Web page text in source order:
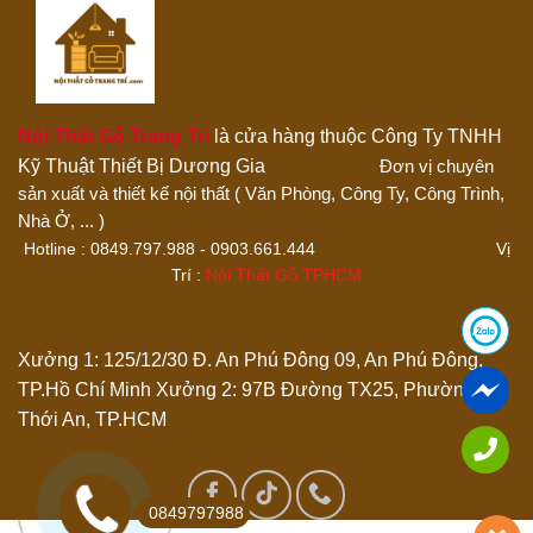
Thêm ảnh đánh giá
Email*
Lưu tên của tôi, email, và trang web trong trình duyệt này
Nội Thất Gỗ Trang Trílà cửa hàng thuộc Công Ty TNHH
Kỹ Thuật Thiết Bị Dương Gia
Đơn vị chuyên
sản xuất và thiết kế nội thất ( Văn Phòng, Công Ty, Công Trình,
Nhà Ở, ... )
Hotline : 0849.797.988 - 0903.661.444 Vị
Trí : Nội Thất Gỗ TPHCM
Xưởng 1: 125/12/30 Đ. An Phú Đông 09, An Phú Đông,
TP.Hồ Chí Minh Xưởng 2: 97B Đường TX25, Phường
Thới An, TP.HCM
0849797988